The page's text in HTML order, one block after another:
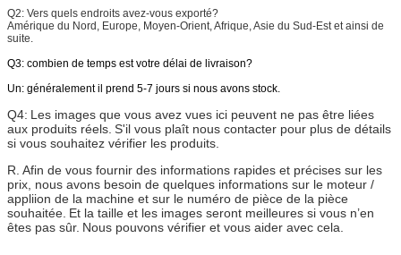
Q2: Vers quels endroits avez-vous exporté?
Amérique du Nord, Europe, Moyen-Orient, Afrique, Asie du Sud-Est et ainsi de
suite.
Q3: combien de temps est votre délai de livraison?
Un: généralement il prend 5-7 jours si nous avons stock.
Q4: Les images que vous avez vues ici peuvent ne pas être liées
aux produits réels. S'il vous plaît nous contacter pour plus de détails
si vous souhaitez vérifier les produits.
R. Afin de vous fournir des informations rapides et précises sur les
prix, nous avons besoin de quelques informations sur le moteur /
appliion de la machine et sur le numéro de pièce de la pièce
souhaitée. Et la taille et les images seront meilleures si vous n’en
êtes pas sûr. Nous pouvons vérifier et vous aider avec cela.